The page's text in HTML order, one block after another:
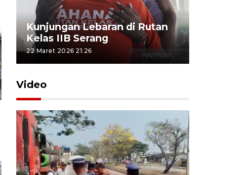
Kunjungan Lebaran di Rutan
Kelas IIB Serang
22 Maret 2026 21:26
Video